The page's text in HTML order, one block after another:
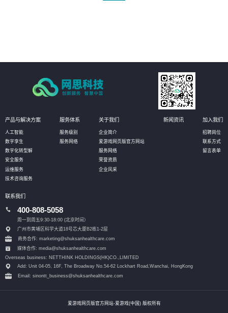
产品与解决方案
人工智能
数字孪生
数字化转型解
安全服务
运维服务
技术咨询服务
服务体系
服务级别
服务网络
关于我们
企业简介
爱游戏网页版官方网站
服务网络
荣誉资质
企业风采
新闻资讯 加入我们
招聘岗位
联系方式
留言表单
联系我们
400-808-5058
周一到周五9:30-18:00 (北京时间）
广州市黄埔区科学大道18号芯大厦B2栋1-2层
商务合作: marketing@shuksanhealthcare.com
媒体合作: media@shuksanhealthcare.com
Overseas business: NETTHINK HOLDINGS(HK)CO.,LIMITED
Add: Unit 04-05, 16F, The Broadway No.54-62 Lockhart Road,Wanchai, HongKong
Email: sinontt_business@shuksanhealthcare.com
爱游戏网页版官方网站-爱游戏(中国) 版权所有